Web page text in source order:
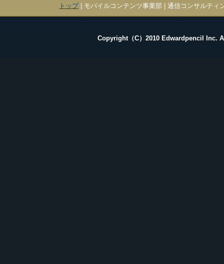
トップ| モバイルコンテンツ事業部 | 通信コンサルティ
Copyright（C）2010 Edwardpencil Inc.